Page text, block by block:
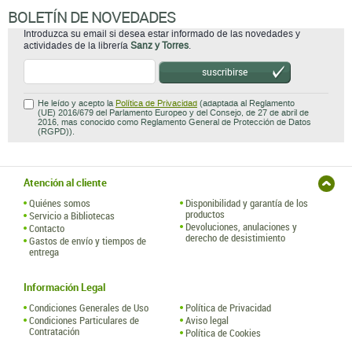
BOLETÍN DE NOVEDADES
Introduzca su email si desea estar informado de las novedades y
actividades de la librería Sanz y Torres.
suscribirse
He leído y acepto la Política de Privacidad (adaptada al Reglamento
(UE) 2016/679 del Parlamento Europeo y del Consejo, de 27 de abril de
2016, mas conocido como Reglamento General de Protección de Datos
(RGPD)).
Atención al cliente
Quiénes somos
Servicio a Bibliotecas
Contacto
Gastos de envío y tiempos de
entrega
Disponibilidad y garantía de los
productos
Devoluciones, anulaciones y
derecho de desistimiento
Información Legal
Condiciones Generales de Uso
Condiciones Particulares de
Contratación
Política de Privacidad
Aviso legal
Política de Cookies